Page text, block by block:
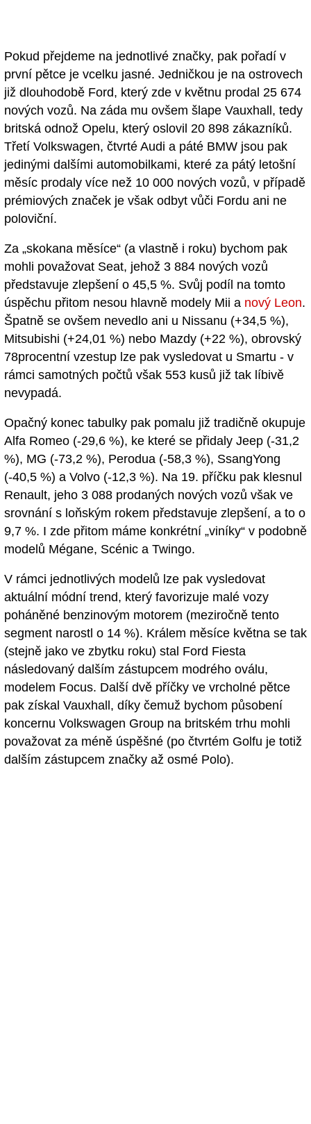
Pokud přejdeme na jednotlivé značky, pak pořadí v
první pětce je vcelku jasné. Jedničkou je na ostrovech
již dlouhodobě Ford, který zde v květnu prodal 25 674
nových vozů. Na záda mu ovšem šlape Vauxhall, tedy
britská odnož Opelu, který oslovil 20 898 zákazníků.
Třetí Volkswagen, čtvrté Audi a páté BMW jsou pak
jedinými dalšími automobilkami, které za pátý letošní
měsíc prodaly více než 10 000 nových vozů, v případě
prémiových značek je však odbyt vůči Fordu ani ne
poloviční.
Za „skokana měsíce“ (a vlastně i roku) bychom pak
mohli považovat Seat, jehož 3 884 nových vozů
představuje zlepšení o 45,5 %. Svůj podíl na tomto
úspěchu přitom nesou hlavně modely Mii a nový Leon.
Špatně se ovšem nevedlo ani u Nissanu (+34,5 %),
Mitsubishi (+24,01 %) nebo Mazdy (+22 %), obrovský
78procentní vzestup lze pak vysledovat u Smartu - v
rámci samotných počtů však 553 kusů již tak líbivě
nevypadá.
Opačný konec tabulky pak pomalu již tradičně okupuje
Alfa Romeo (-29,6 %), ke které se přidaly Jeep (-31,2
%), MG (-73,2 %), Perodua (-58,3 %), SsangYong
(-40,5 %) a Volvo (-12,3 %). Na 19. příčku pak klesnul
Renault, jeho 3 088 prodaných nových vozů však ve
srovnání s loňským rokem představuje zlepšení, a to o
9,7 %. I zde přitom máme konkrétní „viníky“ v podobně
modelů Mégane, Scénic a Twingo.
V rámci jednotlivých modelů lze pak vysledovat
aktuální módní trend, který favorizuje malé vozy
poháněné benzinovým motorem (meziročně tento
segment narostl o 14 %). Králem měsíce května se tak
(stejně jako ve zbytku roku) stal Ford Fiesta
následovaný dalším zástupcem modrého oválu,
modelem Focus. Další dvě příčky ve vrcholné pětce
pak získal Vauxhall, díky čemuž bychom působení
koncernu Volkswagen Group na britském trhu mohli
považovat za méně úspěšné (po čtvrtém Golfu je totiž
dalším zástupcem značky až osmé Polo).